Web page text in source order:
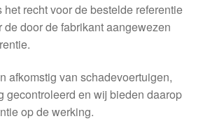
recht voor de bestelde referentie
de door de fabrikant aangewezen
afkomstig van schadevoertuigen,
gecontroleerd en wij bieden daarop
op de werking.